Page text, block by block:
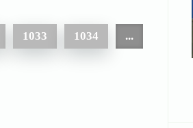
1033 1034 ...